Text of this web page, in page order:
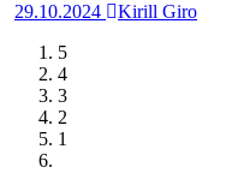
29.10.2024
Kirill Giro
5
4
3
2
1